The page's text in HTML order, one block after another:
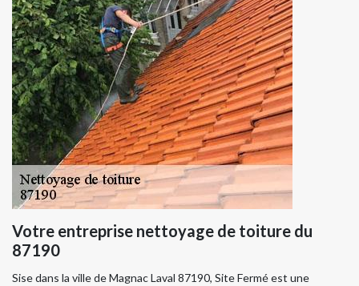
Votre entreprise nettoyage de toiture du
87190
Sise dans la ville de Magnac Laval 87190, Site Fermé est une